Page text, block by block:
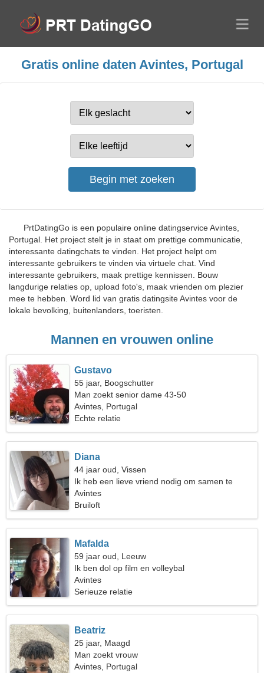
Gratis online daten Avintes, Portugal
PrtDatingGo is een populaire online datingservice Avintes,
Portugal. Het project stelt je in staat om prettige communicatie,
interessante datingchats te vinden. Het project helpt om
interessante gebruikers te vinden via virtuele chat. Vind
interessante gebruikers, maak prettige kennissen. Bouw
langdurige relaties op, upload foto's, maak vrienden om plezier
mee te hebben. Word lid van gratis datingsite Avintes voor de
lokale bevolking, buitenlanders, toeristen.
Mannen en vrouwen online
Gustavo
55 jaar, Boogschutter
Man zoekt senior dame 43-50
Avintes, Portugal
Echte relatie
Diana
44 jaar oud, Vissen
Ik heb een lieve vriend nodig om samen te
dansen
Avintes
Bruiloft
Mafalda
59 jaar oud, Leeuw
Ik ben dol op film en volleybal
Avintes
Serieuze relatie
Beatriz
25 jaar, Maagd
Man zoekt vrouw
Avintes, Portugal